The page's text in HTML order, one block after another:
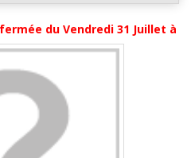
du Vendredi 31 Juillet à